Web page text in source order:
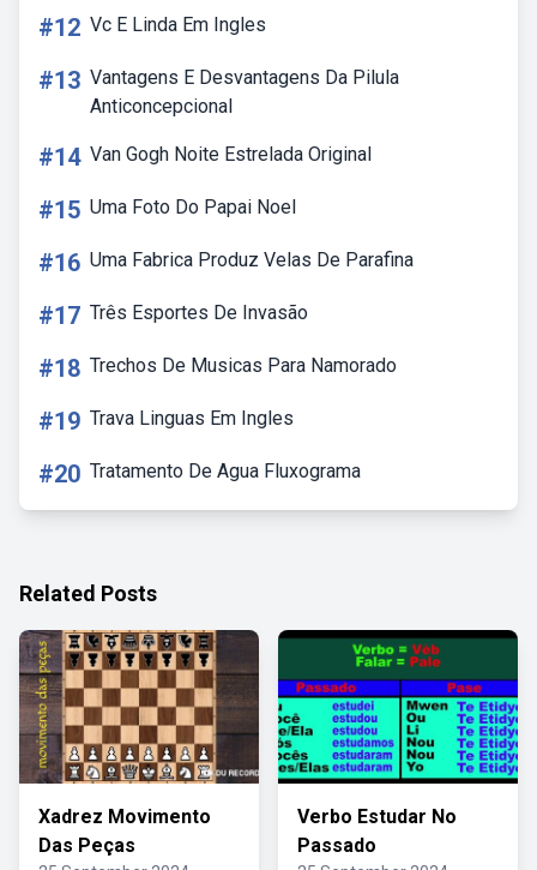
#12 Vc E Linda Em Ingles
#13 Vantagens E Desvantagens Da Pilula
Anticoncepcional
#14 Van Gogh Noite Estrelada Original
#15 Uma Foto Do Papai Noel
#16 Uma Fabrica Produz Velas De Parafina
#17 Três Esportes De Invasão
#18 Trechos De Musicas Para Namorado
#19 Trava Linguas Em Ingles
#20 Tratamento De Agua Fluxograma
Related Posts
Xadrez Movimento
Das Peças
Verbo Estudar No
Passado